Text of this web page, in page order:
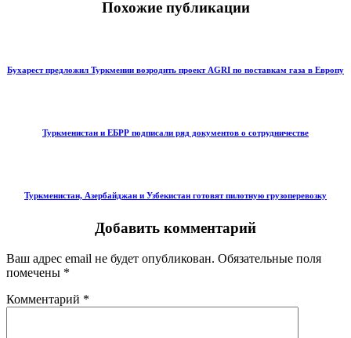
Похожие публикации
Бухарест предложил Туркмении возродить проект AGRI по поставкам газа в Европу
Туркменистан и ЕБРР подписали ряд документов о сотрудничестве
Туркменистан, Азербайджан и Узбекистан готовят пилотную грузоперевозку
Добавить комментарий
Ваш адрес email не будет опубликован. Обязательные поля
помечены *
Комментарий *